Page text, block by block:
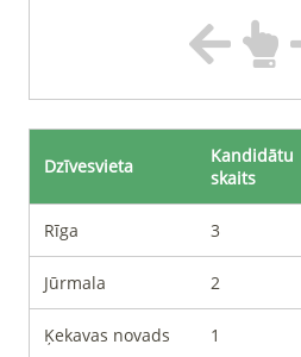
Dzīvesvieta
Kandidātu
skaits
Rīga 3
Jūrmala 2
Ķekavas novads 1